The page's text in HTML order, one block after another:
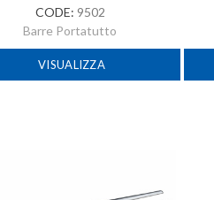
CODE: 9502
Barre Portatutto
VISUALIZZA